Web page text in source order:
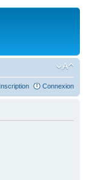
Inscription Connexion